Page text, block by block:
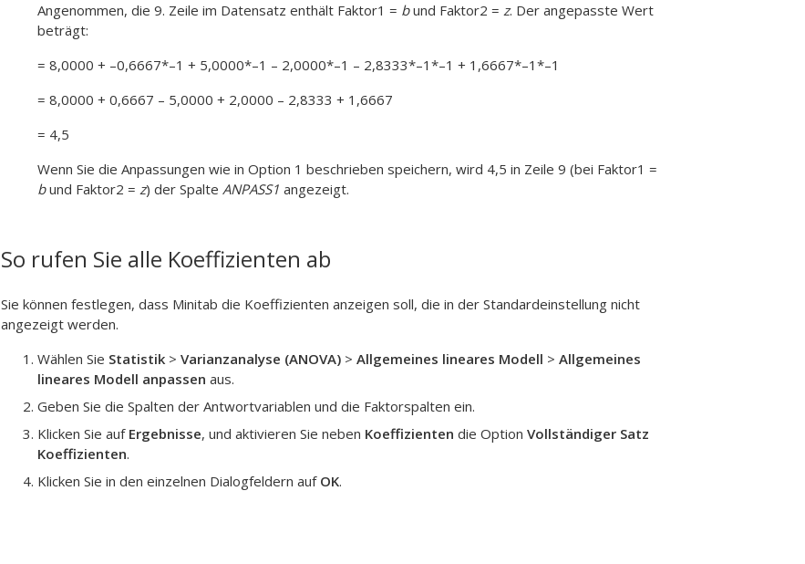
Angenommen, die 9. Zeile im Datensatz enthält Faktor1 = bund Faktor2 = z. Der angepasste Wert
beträgt:
= 8,0000 + –0,6667*–1 + 5,0000*–1 – 2,0000*–1 – 2,8333*–1*–1 + 1,6667*–1*–1
= 8,0000 + 0,6667 – 5,0000 + 2,0000 – 2,8333 + 1,6667
= 4,5
Wenn Sie die Anpassungen wie in Option 1 beschrieben speichern, wird 4,5 in Zeile 9 (bei Faktor1 =
bund Faktor2 = z) der Spalte ANPASS1 angezeigt.
So rufen Sie alle Koeffizienten ab
Sie können festlegen, dass Minitab die Koeffizienten anzeigen soll, die in der Standardeinstellung nicht
angezeigt werden.
Wählen Sie Statistik > Varianzanalyse (ANOVA) > Allgemeines lineares Modell > Allgemeines
lineares Modell anpassen aus.
Geben Sie die Spalten der Antwortvariablen und die Faktorspalten ein.
Klicken Sie auf Ergebnisse, und aktivieren Sie neben Koeffizienten die Option Vollständiger Satz
Koeffizienten.
Klicken Sie in den einzelnen Dialogfeldern auf OK.